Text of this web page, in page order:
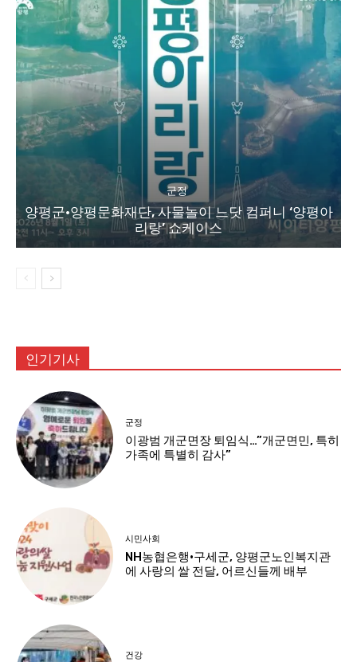
군정
양평군·양평문화재단, 사물놀이 느닷 컴퍼니 ‘양평아
리랑’ 쇼케이스
인기기사
군정
이광범 개군면장 퇴임식…”개군면민, 특히
가족에 특별히 감사”
시민사회
NH농협은행·구세군, 양평군노인복지관
에 사랑의 쌀 전달, 어르신들께 배부
건강